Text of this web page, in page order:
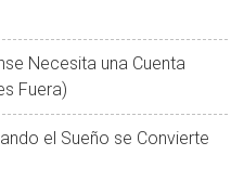
Necesita una Cuenta
Fuera)
el Sueño se Convierte